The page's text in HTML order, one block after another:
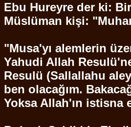
Ebu Hureyre der ki:
Müslüman kişi:
"Musa'yı alemlerin
Yahudi Allah
Resulü (Sallallahu
ben olacağım.
Yoksa Allah'ın